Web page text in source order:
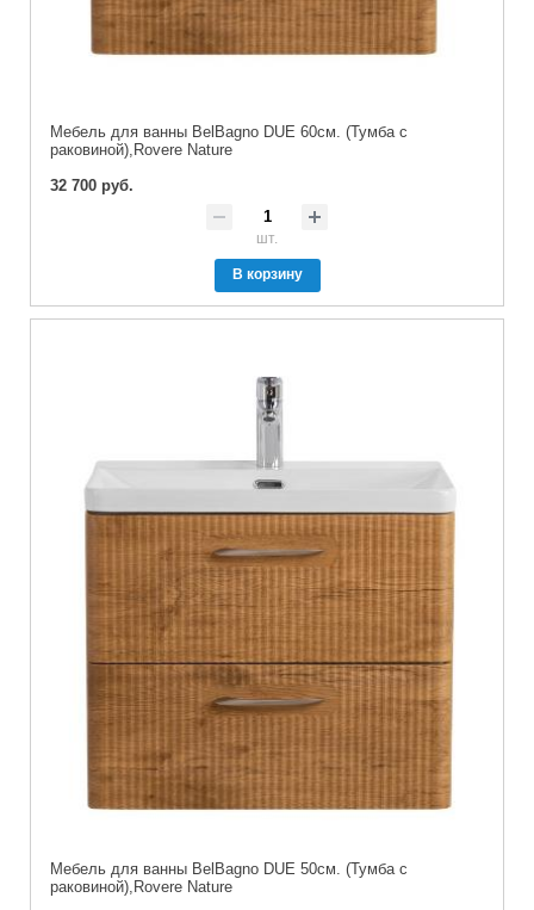
Мебель для ванны BelBagno DUE 60см. (Тумба с
раковиной),Rovere Nature
32 700 руб.
шт.
В корзину
Мебель для ванны BelBagno DUE 50см. (Тумба с
раковиной),Rovere Nature